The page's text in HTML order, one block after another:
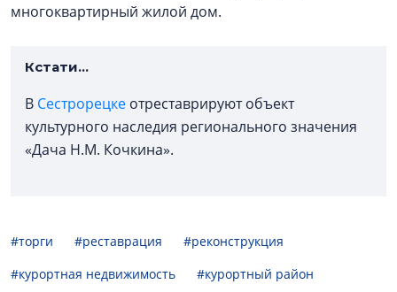
многоквартирный жилой дом.
Кстати...
В Сестрорецке отреставрируют объект
культурного наследия регионального значения
«Дача Н.М. Кочкина».
#торги #реставрация
#реконструкция
#курортная недвижимость
#курортный район